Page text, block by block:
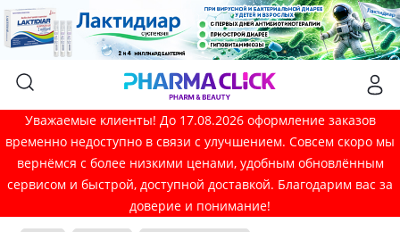
Уважаемые клиенты! До 17.08.2026 оформление заказов
временно недоступно в связи с улучшением. Совсем скоро мы
вернёмся с более низкими ценами, удобным обновлённым
сервисом и быстрой, доступной доставкой. Благодарим вас за
доверие и понимание!